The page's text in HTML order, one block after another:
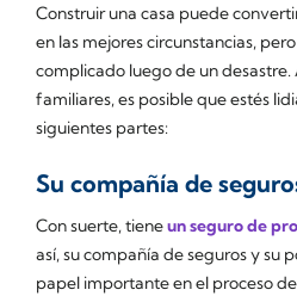
Construir una casa puede
en las mejores circunstancias,
complicado luego de un
familiares, es posible que estés
siguientes partes:
Su compañía de
Con suerte, tieneun seguro de
así, su compañía de seguros y su
papel importante en el proceso